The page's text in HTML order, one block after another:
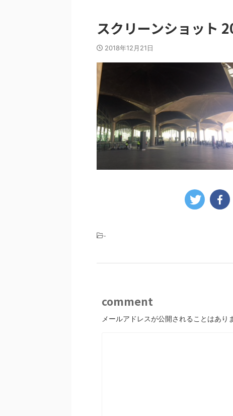
スクリーンショット
2018年12月21日
-
comment
メールアドレスが公開されることはあり